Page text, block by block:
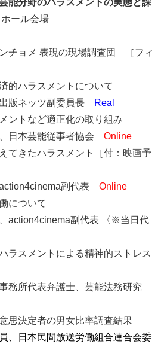
能分野のハラスメントの実態と課
ール会場
ョメ 表現の現場調査団 ［フィ
的ハラスメントについて
ネッツ副委員長
Real
ントなど適正化の取り組み
本芸能従事者協会 Online
てきたハラスメント［付：映画予
副代表 Online
について
副代表 〈※当日代
ラスメントによる精神的ストレス
所代表弁護士、芸能法務研究
思決定者の男女比率調査結果
、日本民間放送労働組合連合会委